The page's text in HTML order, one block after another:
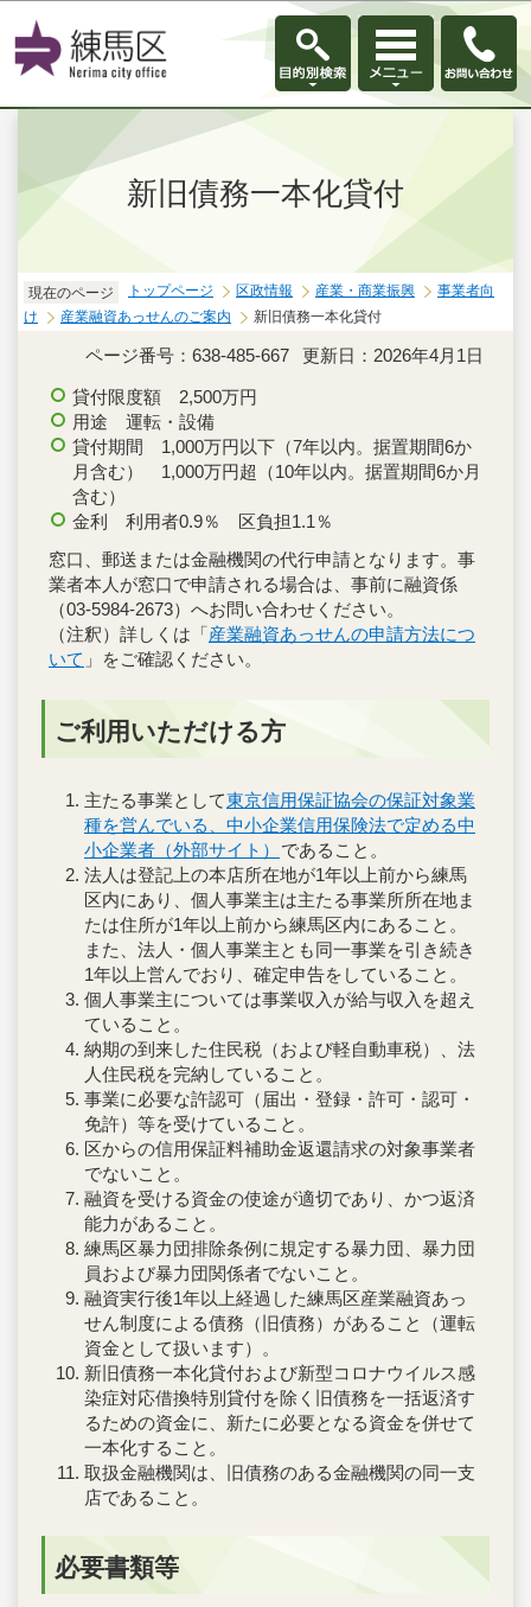
このページの本文へ移動
新旧債務一本化貸付
現在のページ トップページ 区政情報 産業・商業振興
事業者向
け
産業融資あっせんのご案内 新旧債務一本化貸付
ページ番号：638-485-667 更新日：2026年4月1日
貸付限度額 2,500万円
用途 運転・設備
貸付期間 1,000万円以下（7年以内。据置期間6か
月含む） 1,000万円超（10年以内。据置期間6か月
含む）
金利 利用者0.9％ 区負担1.1％
窓口、郵送または金融機関の代行申請となります。事
業者本人が窓口で申請される場合は、事前に融資係
（03-5984-2673）へお問い合わせください。
（注釈）詳しくは「産業融資あっせんの申請方法につ
いて 」をご確認ください。
ご利用いただける方
主たる事業として東京信用保証協会の保証対象業
種を営んでいる、中小企業信用保険法で定める中
小企業者（外部サイト）
であること。
法人は登記上の本店所在地が1年以上前から練馬
区内にあり、個人事業主は主たる事業所所在地ま
たは住所が1年以上前から練馬区内にあること。
また、法人・個人事業主とも同一事業を引き続き
1年以上営んでおり、確定申告をしていること。
個人事業主については事業収入が給与収入を超え
ていること。
納期の到来した住民税（および軽自動車税）、法
人住民税を完納していること。
事業に必要な許認可（届出・登録・許可・認可・
免許）等を受けていること。
区からの信用保証料補助金返還請求の対象事業者
でないこと。
融資を受ける資金の使途が適切であり、かつ返済
能力があること。
練馬区暴力団排除条例に規定する暴力団、暴力団
員および暴力団関係者でないこと。
融資実行後1年以上経過した練馬区産業融資あっ
せん制度による債務（旧債務）があること（運転
資金として扱います）。
新旧債務一本化貸付および新型コロナウイルス感
染症対応借換特別貸付を除く旧債務を一括返済す
るための資金に、新たに必要となる資金を併せて
一本化すること。
取扱金融機関は、旧債務のある金融機関の同一支
店であること。
必要書類等